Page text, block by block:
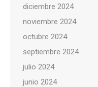
diciembre 2024
noviembre 2024
octubre 2024
septiembre 2024
julio 2024
junio 2024